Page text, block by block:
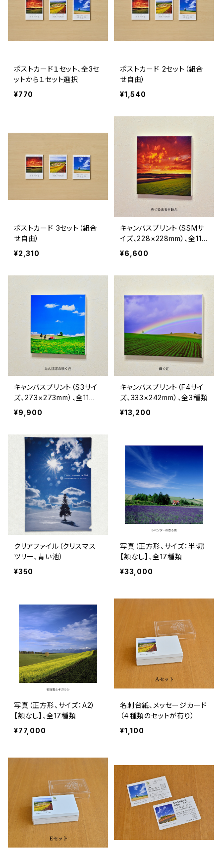
ポストカード１セット、全3セ
ットから１セット選択
¥770
ポストカード 2セット（組合
せ自由）
¥1,540
ポストカード 3セット（組合
せ自由）
¥2,310
キャンバスプリント（SSMサ
イズ、228×228mm）、全11
種類
¥6,600
キャンバスプリント（S3サイ
ズ、273×273mm）、全11種
類
¥9,900
キャンバスプリント（F4サイ
ズ、333×242mm）、全3種類
¥13,200
クリアファイル（クリスマス
ツリー、青い池）
¥350
写真（正方形、サイズ：半切）
【額なし】、全17種類
¥33,000
写真（正方形、サイズ：A2）
【額なし】、全17種類
¥77,000
名刺台紙、メッセージカード
（４種類のセットが有り）
¥1,100